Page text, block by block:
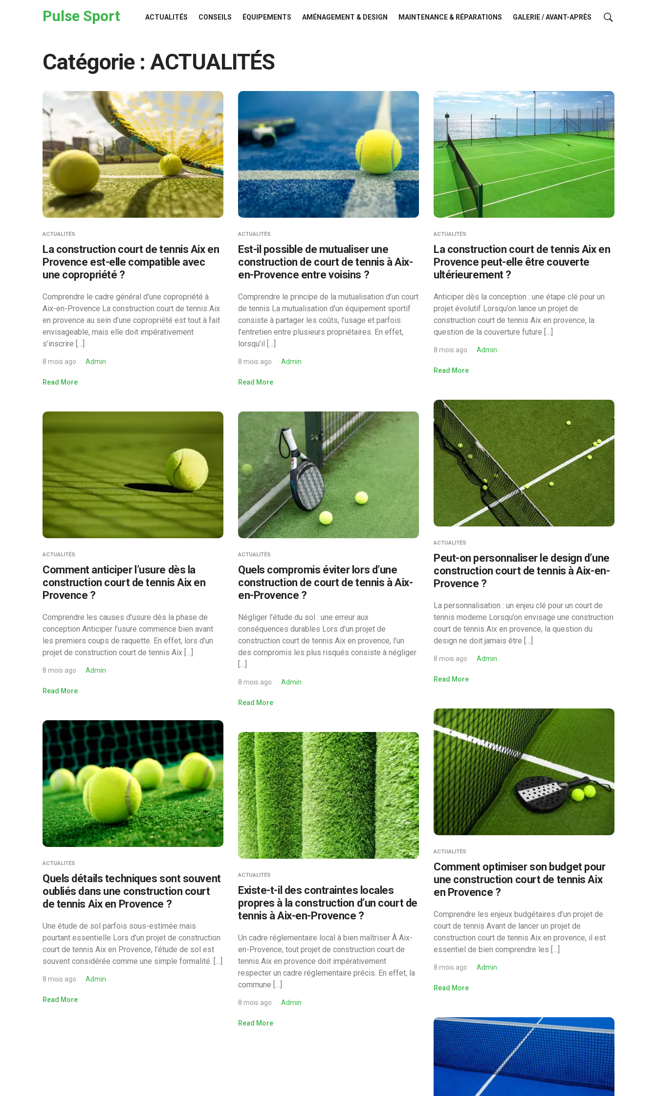
Pulse Sport ACTUALITÉS CONSEILS ÉQUIPEMENTS AMÉNAGEMENT & DESIGN MAINTENANCE & RÉPARATIONS GALERIE / AVANT-APRÈS
Catégorie :ACTUALITÉS
ACTUALITÉS
La construction court de tennis Aix en
Provence est-elle compatible avec
une copropriété ?
Comprendre le cadre général d’une copropriété à
Aix-en-Provence La construction court de tennis Aix
en provence au sein d’une copropriété est tout à fait
envisageable, mais elle doit impérativement
s’inscrire […]
8 mois ago Admin
Read More
ACTUALITÉS
Est-il possible de mutualiser une
construction de court de tennis à Aix-
en-Provence entre voisins ?
Comprendre le principe de la mutualisation d’un court
de tennis La mutualisation d’un équipement sportif
consiste à partager les coûts, l’usage et parfois
l’entretien entre plusieurs propriétaires. En effet,
lorsqu’il […]
8 mois ago Admin
Read More
ACTUALITÉS
La construction court de tennis Aix en
Provence peut-elle être couverte
ultérieurement ?
Anticiper dès la conception : une étape clé pour un
projet évolutif Lorsqu’on lance un projet de
construction court de tennis Aix en provence, la
question de la couverture future […]
8 mois ago Admin
Read More
ACTUALITÉS
Peut-on personnaliser le design d’une
construction court de tennis à Aix-en-
Provence ?
La personnalisation : un enjeu clé pour un court de
tennis moderne Lorsqu’on envisage une construction
court de tennis Aix en provence, la question du
design ne doit jamais être […]
8 mois ago Admin
Read More
ACTUALITÉS
Comment anticiper l’usure dès la
construction court de tennis Aix en
Provence ?
Comprendre les causes d’usure dès la phase de
conception Anticiper l’usure commence bien avant
les premiers coups de raquette. En effet, lors d’un
projet de construction court de tennis Aix […]
8 mois ago Admin
Read More
ACTUALITÉS
Quels compromis éviter lors d’une
construction de court de tennis à Aix-
en-Provence ?
Négliger l’étude du sol : une erreur aux
conséquences durables Lors d’un projet de
construction court de tennis Aix en provence, l’un
des compromis les plus risqués consiste à négliger
[…]
8 mois ago Admin
Read More
ACTUALITÉS
Comment optimiser son budget pour
une construction court de tennis Aix
en Provence ?
Comprendre les enjeux budgétaires d’un projet de
court de tennis Avant de lancer un projet de
construction court de tennis Aix en provence, il est
essentiel de bien comprendre les […]
8 mois ago Admin
Read More
ACTUALITÉS
Quels détails techniques sont souvent
oubliés dans une construction court
de tennis Aix en Provence ?
Une étude de sol parfois sous-estimée mais
pourtant essentielle Lors d’un projet de construction
court de tennis Aix en Provence, l’étude de sol est
souvent considérée comme une simple formalité. […]
8 mois ago Admin
Read More
ACTUALITÉS
Existe-t-il des contraintes locales
propres à la construction d’un court de
tennis à Aix-en-Provence ?
Un cadre réglementaire local à bien maîtriser À Aix-
en-Provence, tout projet de construction court de
tennis Aix en provence doit impérativement
respecter un cadre réglementaire précis. En effet, la
commune […]
8 mois ago Admin
Read More